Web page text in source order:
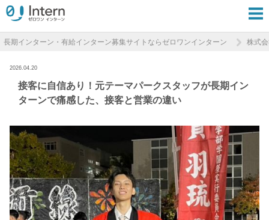
長期インターン・有給インターン募集サイトならゼロワンインターン 株式
2026.04.20
接客に自信あり！元テーマパークスタッフが長期イン
ターンで痛感した、接客と営業の違い